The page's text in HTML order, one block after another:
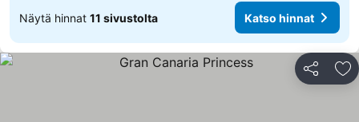
Näytä hinnat 11 sivustolta Katso hinnat
Jaa